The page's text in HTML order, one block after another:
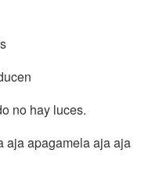
no hay luces.
aja apagamela aja aja